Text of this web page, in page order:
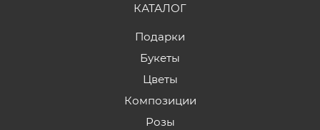
КАТАЛОГ
Подарки
Букеты
Цветы
Композиции
Розы